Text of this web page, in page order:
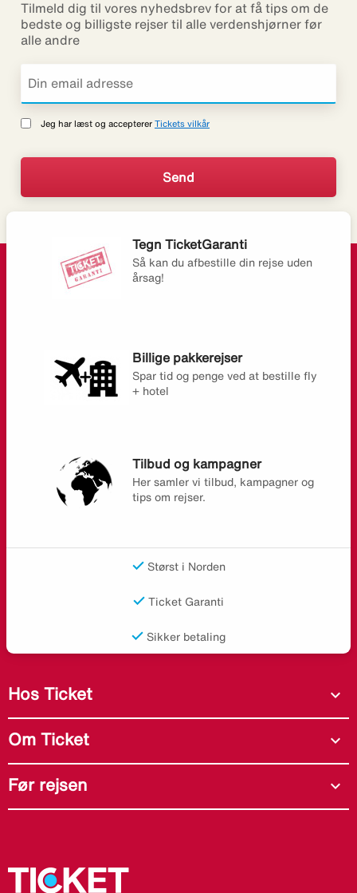
Tilmeld dig til vores nyhedsbrev for at få tips om de
bedste og billigste rejser til alle verdenshjørner før
alle andre
Jeg har læst og accepterer Tickets vilkår
Tegn TicketGaranti
Så kan du afbestille din rejse uden
årsag!
Billige pakkerejser
Spar tid og penge ved at bestille fly
+ hotel
Tilbud og kampagner
Her samler vi tilbud, kampagner og
tips om rejser.
Størst i Norden
Ticket Garanti
Sikker betaling
Hos Ticket expand_more
Om Ticket expand_more
Før rejsen expand_more